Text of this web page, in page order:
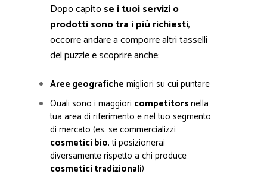
Dopo capito se i tuoi servizi o
prodotti sono tra i più richiesti,
occorre andare a comporre altri tasselli
del puzzle e scoprire anche:
Aree geografiche migliori su cui puntare
Quali sono i maggiori competitorsnella
tua area di riferimento e nel tuo segmento
di mercato (es. se commercializzi
cosmetici bio, ti posizionerai
diversamente rispetto a chi produce
cosmetici tradizionali)